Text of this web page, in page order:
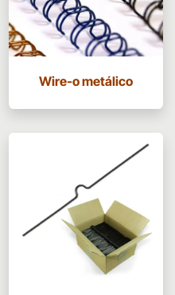
Wire-o metálico